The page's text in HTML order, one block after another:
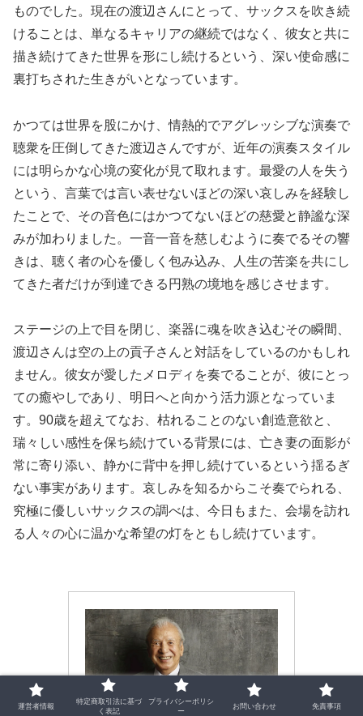
ものでした。現在の渡辺さんにとって、サックスを吹き続
けることは、単なるキャリアの継続ではなく、彼女と共に
描き続けてきた世界を形にし続けるという、深い使命感に
裏打ちされた生きがいとなっています。
かつては世界を股にかけ、情熱的でアグレッシブな演奏で
聴衆を圧倒してきた渡辺さんですが、近年の演奏スタイル
には明らかな心境の変化が見て取れます。最愛の人を失う
という、言葉では言い表せないほどの深い哀しみを経験し
たことで、その音色にはかつてないほどの慈愛と静謐な深
みが加わりました。一音一音を慈しむように奏でるその響
きは、聴く者の心を優しく包み込み、人生の苦楽を共にし
てきた者だけが到達できる円熟の境地を感じさせます。
ステージの上で目を閉じ、楽器に魂を吹き込むその瞬間、
渡辺さんは空の上の貢子さんと対話をしているのかもしれ
ません。彼女が愛したメロディを奏でることが、彼にとっ
ての癒やしであり、明日へと向かう活力源となっていま
す。90歳を超えてなお、枯れることのない創造意欲と、
瑞々しい感性を保ち続けている背景には、亡き妻の面影が
常に寄り添い、静かに背中を押し続けているという揺るぎ
ない事実があります。哀しみを知るからこそ奏でられる、
究極に優しいサックスの調べは、今日もまた、会場を訪れ
る人々の心に温かな希望の灯をともし続けています。
運営者情報
特定商取引法に基づ
く表記
プライバシーポリシ
ー
お問い合わせ 免責事項